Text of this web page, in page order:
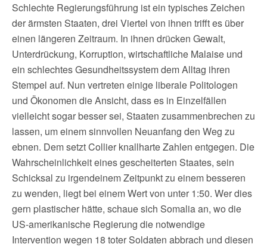
Schlechte Regierungsführung ist ein typisches Zeichen
der ärmsten Staaten, drei Viertel von ihnen trifft es über
einen längeren Zeitraum. In ihnen drücken Gewalt,
Unterdrückung, Korruption, wirtschaftliche Malaise und
ein schlechtes Gesundheitssystem dem Alltag ihren
Stempel auf. Nun vertreten einige liberale Politologen
und Ökonomen die Ansicht, dass es in Einzelfällen
vielleicht sogar besser sei, Staaten zusammenbrechen zu
lassen, um einem sinnvollen Neuanfang den Weg zu
ebnen. Dem setzt Collier knallharte Zahlen entgegen. Die
Wahrscheinlichkeit eines gescheiterten Staates, sein
Schicksal zu irgendeinem Zeitpunkt zu einem besseren
zu wenden, liegt bei einem Wert von unter 1:50. Wer dies
gern plastischer hätte, schaue sich Somalia an, wo die
US-amerikanische Regierung die notwendige
Intervention wegen 18 toter Soldaten abbrach und diesen